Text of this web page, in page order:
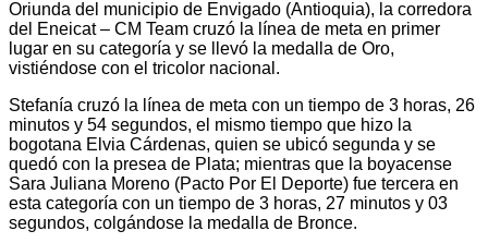
Oriunda del municipio de Envigado (Antioquia), la corredora
del Eneicat – CM Team cruzó la línea de meta en primer
lugar en su categoría y se llevó la medalla de Oro,
vistiéndose con el tricolor nacional.
Stefanía cruzó la línea de meta con un tiempo de 3 horas, 26
minutos y 54 segundos, el mismo tiempo que hizo la
bogotana Elvia Cárdenas, quien se ubicó segunda y se
quedó con la presea de Plata; mientras que la boyacense
Sara Juliana Moreno (Pacto Por El Deporte) fue tercera en
esta categoría con un tiempo de 3 horas, 27 minutos y 03
segundos, colgándose la medalla de Bronce.